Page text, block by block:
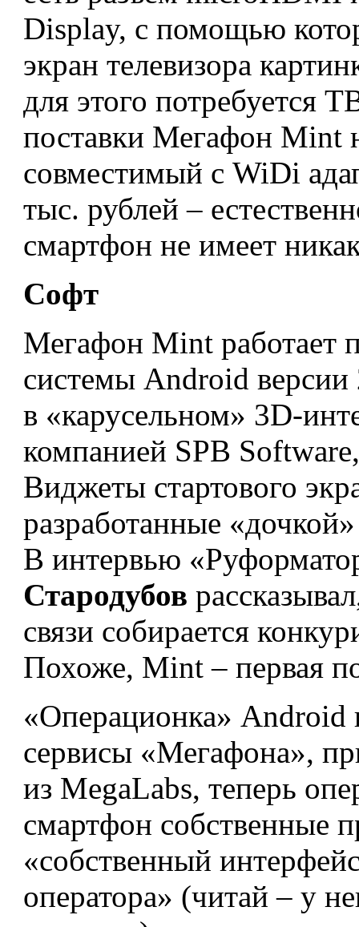
Display, с помощью
экран телевизора
для этого потребуется
поставки Мегафон Mint
совместимый с WiDi
тыс. рублей –
смартфон не имеет
Софт
Мегафон Mint работает
системы Android
в «карусельном» 3D-
компанией SPB
Виджеты стартового
разработанные
В интервью
Стародубов
связи собирается
Похоже, Mint – первая
«Операционка» Android
сервисы «Мегафона»,
из MegaLabs, теперь
смартфон собственные
«собственный
оператора» (читай – у